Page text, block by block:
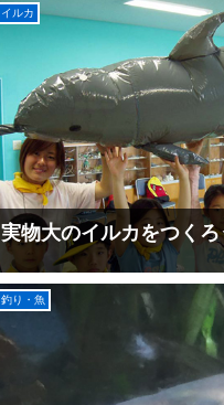
実物大のイルカをつくろ
イルカ
釣り・魚